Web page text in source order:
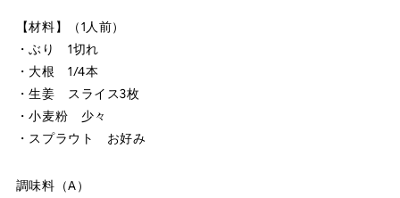
【材料】（1人前）
・ぶり 1切れ
・大根 1/4本
・生姜 スライス3枚
・小麦粉 少々
・スプラウト お好み
調味料（A）